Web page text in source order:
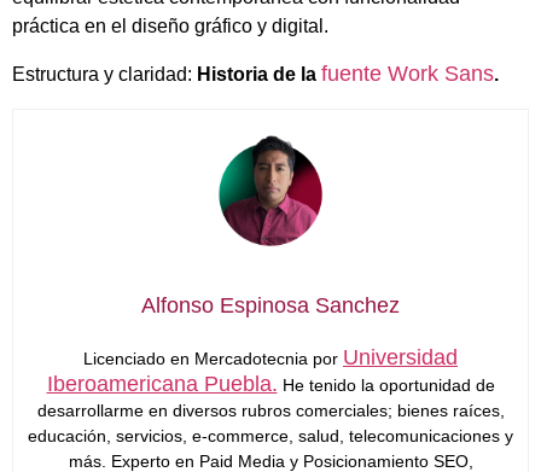
práctica en el diseño gráfico y digital.
Estructura y claridad: Historia de la fuente Work Sans.
Alfonso Espinosa Sanchez
Licenciado en Mercadotecnia por Universidad
Iberoamericana Puebla. He tenido la oportunidad de
desarrollarme en diversos rubros comerciales; bienes raíces,
educación, servicios, e-commerce, salud, telecomunicaciones y
más. Experto en Paid Media y Posicionamiento SEO,